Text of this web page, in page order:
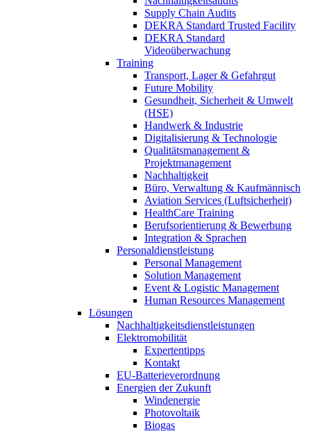
Supply Chain Audits
DEKRA Standard Trusted Facility
DEKRA Standard
Videoüberwachung
Training
Transport, Lager & Gefahrgut
Future Mobility
Gesundheit, Sicherheit & Umwelt
(HSE)
Handwerk & Industrie
Digitalisierung & Technologie
Qualitätsmanagement &
Projektmanagement
Nachhaltigkeit
Büro, Verwaltung & Kaufmännisch
Aviation Services (Luftsicherheit)
HealthCare Training
Berufsorientierung & Bewerbung
Integration & Sprachen
Personaldienstleistung
Personal Management
Solution Management
Event & Logistic Management
Human Resources Management
Lösungen
Nachhaltigkeitsdienstleistungen
Elektromobilität
Expertentipps
Kontakt
EU-Batterieverordnung
Energien der Zukunft
Windenergie
Photovoltaik
Biogas